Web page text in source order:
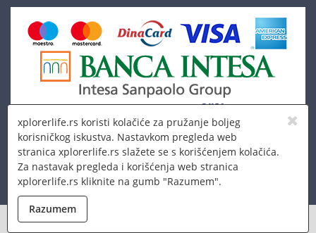
xplorerlife.rs koristi kolačiće za pružanje boljeg
korisničkog iskustva. Nastavkom pregleda web
stranica xplorerlife.rs slažete se s korišćenjem kolačića.
Za nastavak pregleda i korišćenja web stranica
xplorerlife.rs kliknite na gumb "Razumem".
Razumem
© 2026 Xplorer LLC